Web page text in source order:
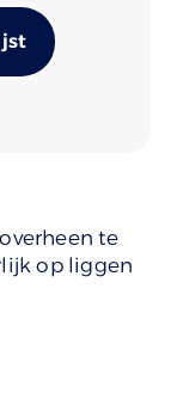
te
op liggen